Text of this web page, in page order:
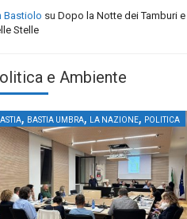
Bastiolo su Dopo la Notte dei Tamburi e
Stelle
e Ambiente
, BASTIA UMBRA, LA NAZIONE, POLITICA